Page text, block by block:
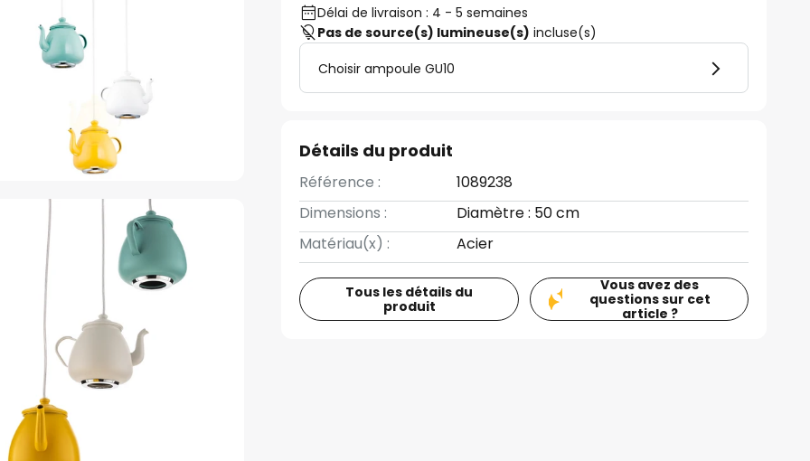
Délai de livraison : 4 - 5 semaines
Pas de source(s) lumineuse(s) incluse(s)
Choisir ampoule GU10
Détails du produit
Référence :
1089238
Dimensions :
Diamètre : 50 cm
Matériau(x) :
Acier
Tous les détails du
produit
Vous avez des
questions sur cet
article ?